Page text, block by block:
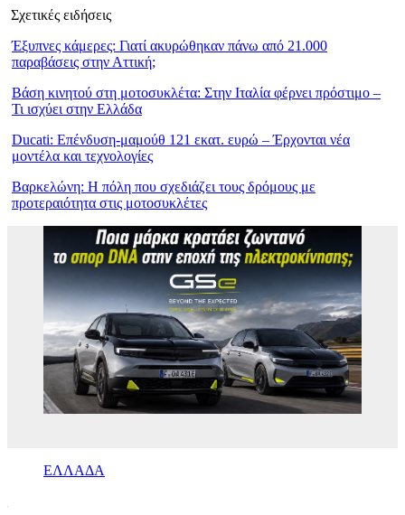
Σχετικές ειδήσεις
Έξυπνες κάμερες: Γιατί ακυρώθηκαν πάνω από 21.000
παραβάσεις στην Αττική;
Βάση κινητού στη μοτοσυκλέτα: Στην Ιταλία φέρνει πρόστιμο –
Τι ισχύει στην Ελλάδα
Ducati: Επένδυση-μαμούθ 121 εκατ. ευρώ – Έρχονται νέα
μοντέλα και τεχνολογίες
Βαρκελώνη: Η πόλη που σχεδιάζει τους δρόμους με
προτεραιότητα στις μοτοσυκλέτες
ΕΛΛΑΔΑ